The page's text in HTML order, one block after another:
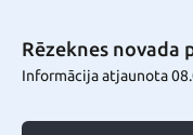
Rēzeknes novada
Informācija atjaunota